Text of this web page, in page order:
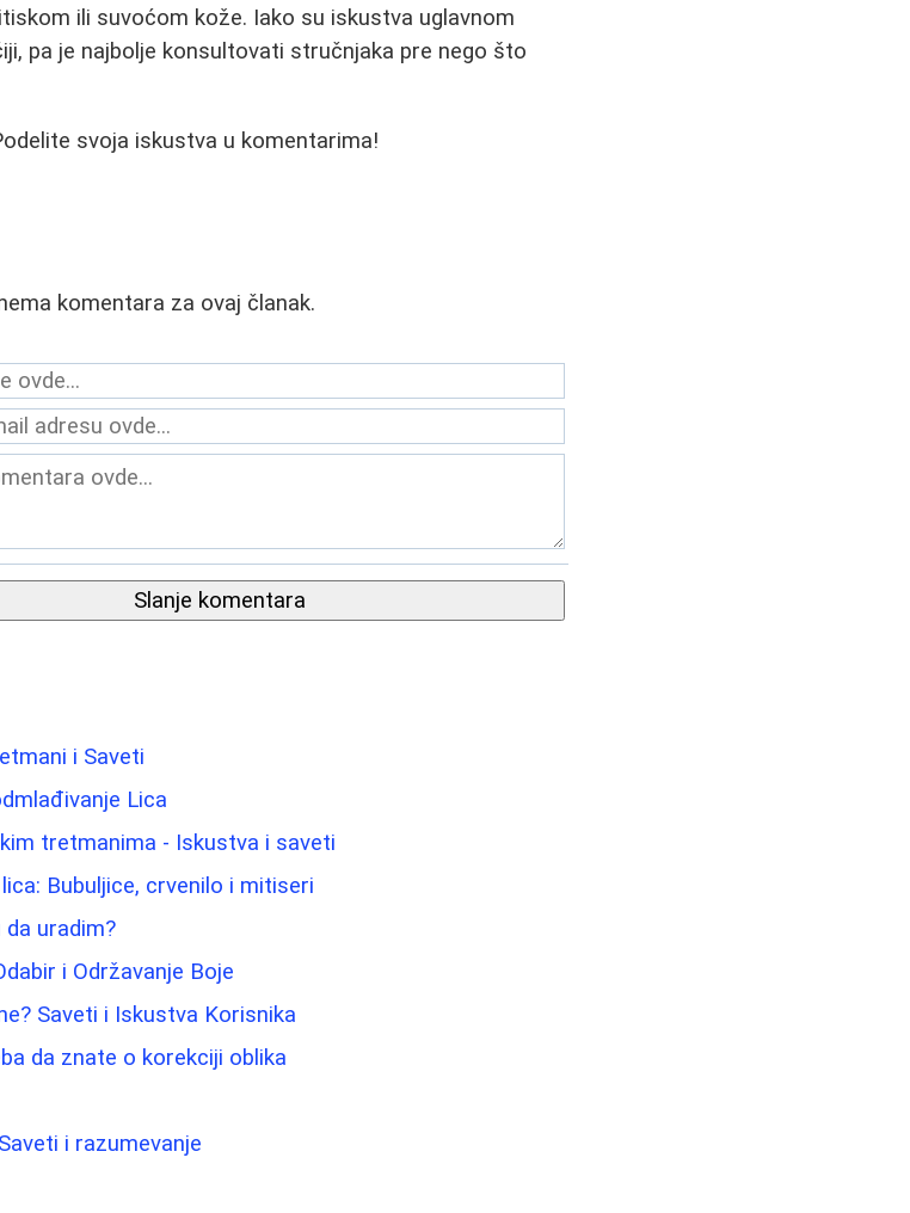
ili suvoćom kože. Iako su iskustva uglavnom
pa je najbolje konsultovati stručnjaka pre nego što
svoja iskustva u komentarima!
komentara za ovaj članak.
Slanje komentara
i Saveti
Lica
tretmanima - Iskustva i saveti
Bubuljice, crvenilo i mitiseri
uradim?
i Održavanje Boje
Saveti i Iskustva Korisnika
da znate o korekciji oblika
i razumevanje